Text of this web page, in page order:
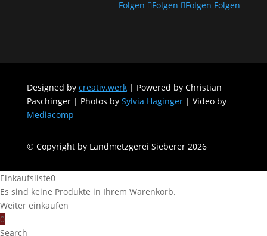
Folgen Folgen Folgen Folgen
Designed by creativ.werk| Powered by Christian
Paschinger | Photos by Sylvia Haginger| Video by
Mediacomp
© Copyright by Landmetzgerei Sieberer 2026
Einkaufsliste0
Es sind keine Produkte in Ihrem Warenkorb.
Weiter einkaufen
0
Search